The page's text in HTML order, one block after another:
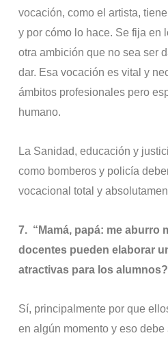
vocación, como el artista,
y por cómo lo hace. Se fija en
otra ambición que no sea ser
dar. Esa vocación es vital y
ámbitos profesionales pero
humano.
La Sanidad, educación y
como bomberos y policía
vocacional total y
7. “Mamá, papá: me aburro
docentes pueden elaborar
atractivas para los alumnos?
Sí, principalmente por que
en algún momento y eso